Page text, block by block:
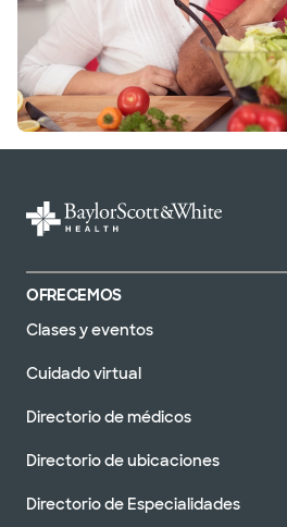
OFRECEMOS
Clases y eventos
Cuidado virtual
Directorio de médicos
Directorio de ubicaciones
Directorio de Especialidades